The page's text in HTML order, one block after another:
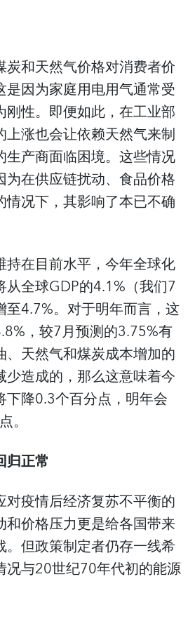
和天然气价格对消费者价
因为家庭用电用气通常受
性。即便如此，在工业部
上涨也会让依赖天然气来制
生产商面临困境。这些情况
在供应链扰动、食品价格
况下，其影响了本已不确
持在目前水平，今年全球化
全球GDP的4.1%（我们7
至4.7%。对于明年而言，这
，较7月预测的3.75%有
天然气和煤炭成本增加的
少造成的，那么这意味着今
下降0.3个百分点，明年会
。
归正常
疫情后经济复苏不平衡的
和价格压力更是给各国带来
。但政策制定者仍存一线希
况与20世纪70年代初的能源